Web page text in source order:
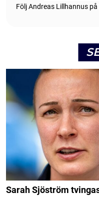
Följ Andreas Lillhannus på
Sarah Sjöström